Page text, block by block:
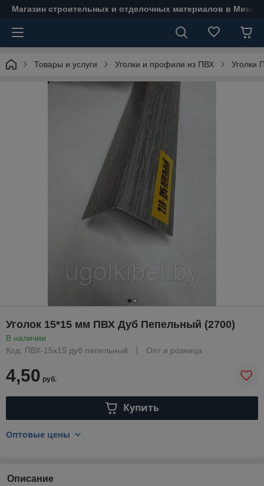
Магазин строительных и отделочных материалов в Минске
Товары и услуги Уголки и профили из ПВХ Уголки
Уголок 15*15 мм ПВХ Дуб Пепельный (2700)
В наличии
Код: ПВХ-15х15 дуб пепельный
Опт и розница
4,50 руб.
Купить
Оптовые цены
Описание